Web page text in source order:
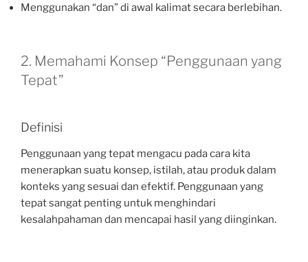
Menggunakan “dan” di awal kalimat secara berlebihan.
2. Memahami Konsep “Penggunaan yang
Tepat”
Definisi
Penggunaan yang tepat mengacu pada cara kita
menerapkan suatu konsep, istilah, atau produk dalam
konteks yang sesuai dan efektif. Penggunaan yang
tepat sangat penting untuk menghindari
kesalahpahaman dan mencapai hasil yang diinginkan.